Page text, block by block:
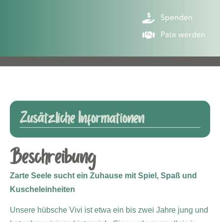
Spenden
Pate werden
Zusätzliche Informationen
Beschreibung
Zarte Seele sucht ein Zuhause mit Spiel, Spaß und
Kuscheleinheiten
Unsere hübsche Vivi ist etwa ein bis zwei Jahre jung und